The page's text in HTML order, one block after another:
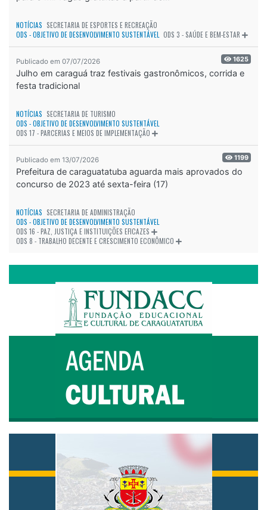
NOTÍCIAS SECRETARIA DE ESPORTES E RECREAÇÃO
ODS - OBJETIVO DE DESENVOLVIMENTO SUSTENTÁVEL ODS 3 - SAÚDE E BEM-ESTAR
Publicado em 07/07/2026 1625
Julho em caraguá traz festivais gastronômicos, corrida e
festa tradicional
NOTÍCIAS SECRETARIA DE TURISMO
ODS - OBJETIVO DE DESENVOLVIMENTO SUSTENTÁVEL
ODS 17 - PARCERIAS E MEIOS DE IMPLEMENTAÇÃO
Publicado em 13/07/2026 1199
Prefeitura de caraguatatuba aguarda mais aprovados do
concurso de 2023 até sexta-feira (17)
NOTÍCIAS SECRETARIA DE ADMINISTRAÇÃO
ODS - OBJETIVO DE DESENVOLVIMENTO SUSTENTÁVEL
ODS 16 - PAZ, JUSTIÇA E INSTITUIÇÕES EFICAZES
ODS 8 - TRABALHO DECENTE E CRESCIMENTO ECONÔMICO